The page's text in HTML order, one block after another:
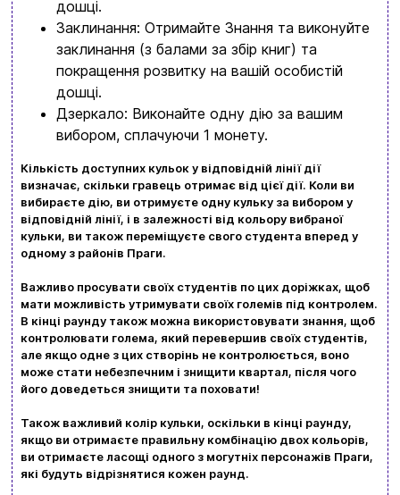
дошці.
Заклинання: Отримайте Знання та виконуйте
заклинання (з балами за збір книг) та
покращення розвитку на вашій особистій
дошці.
Дзеркало: Виконайте одну дію за вашим
вибором, сплачуючи 1 монету.
Кількість доступних кульок у відповідній лінії дії
визначає, скільки гравець отримає від цієї дії. Коли ви
вибираєте дію, ви отримуєте одну кульку за вибором у
відповідній лінії, і в залежності від кольору вибраної
кульки, ви також переміщуєте свого студента вперед у
одному з районів Праги.
Важливо просувати своїх студентів по цих доріжках, щоб
мати можливість утримувати своїх големів під контролем.
В кінці раунду також можна використовувати знання, щоб
контролювати голема, який перевершив своїх студентів,
але якщо одне з цих створінь не контролюється, воно
може стати небезпечним і знищити квартал, після чого
його доведеться знищити та поховати!
Також важливий колір кульки, оскільки в кінці раунду,
якщо ви отримаєте правильну комбінацію двох кольорів,
ви отримаєте ласощі одного з могутніх персонажів Праги,
які будуть відрізнятися кожен раунд.
Вхід
Бренди
Новини та статті
Повернення та обмін товарів
Політика конфіденційності
+380996393746
+380634324164
Замовити дзвінок
kubix.boardgames@gmail.com
Мова сайту:
Ваш кошик зараз порожній
Перегляньте асортимент нашого магазину і ви
обовʼязково знайдете щось цікавеньке